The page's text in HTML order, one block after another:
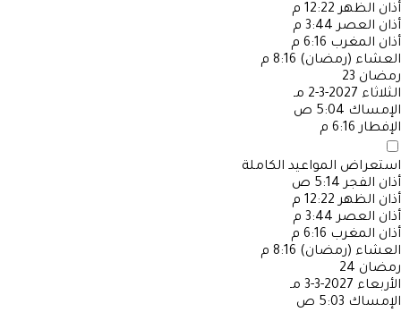
أذان الظهر 12:22 م
أذان العصر 3:44 م
أذان المغرب 6:16 م
العشاء (رمضان) 8:16 م
رمضان 23
الثلاثاء 2027-3-2 مـ
الإمساك 5:04 ص
الإفطار 6:16 م
استعراض المواعيد الكاملة
أذان الفجر 5:14 ص
أذان الظهر 12:22 م
أذان العصر 3:44 م
أذان المغرب 6:16 م
العشاء (رمضان) 8:16 م
رمضان 24
الأربعاء 2027-3-3 مـ
الإمساك 5:03 ص